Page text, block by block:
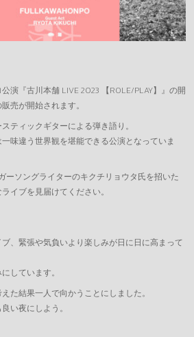
演『古川本舗 LIVE 2023 【ROLE/PLAY】』の開
売が開始されます。
ティックギターによる弾き語り。
味違う世界観を堪能できる公演となっていま
ーソングライターのキクチリョウタ氏を招いた
イブを見届けてください。
ブ、緊張や気負いより楽しみが日に日に高まって
しています。
た結果一人で向かうことにしました。
い夜にしよう。